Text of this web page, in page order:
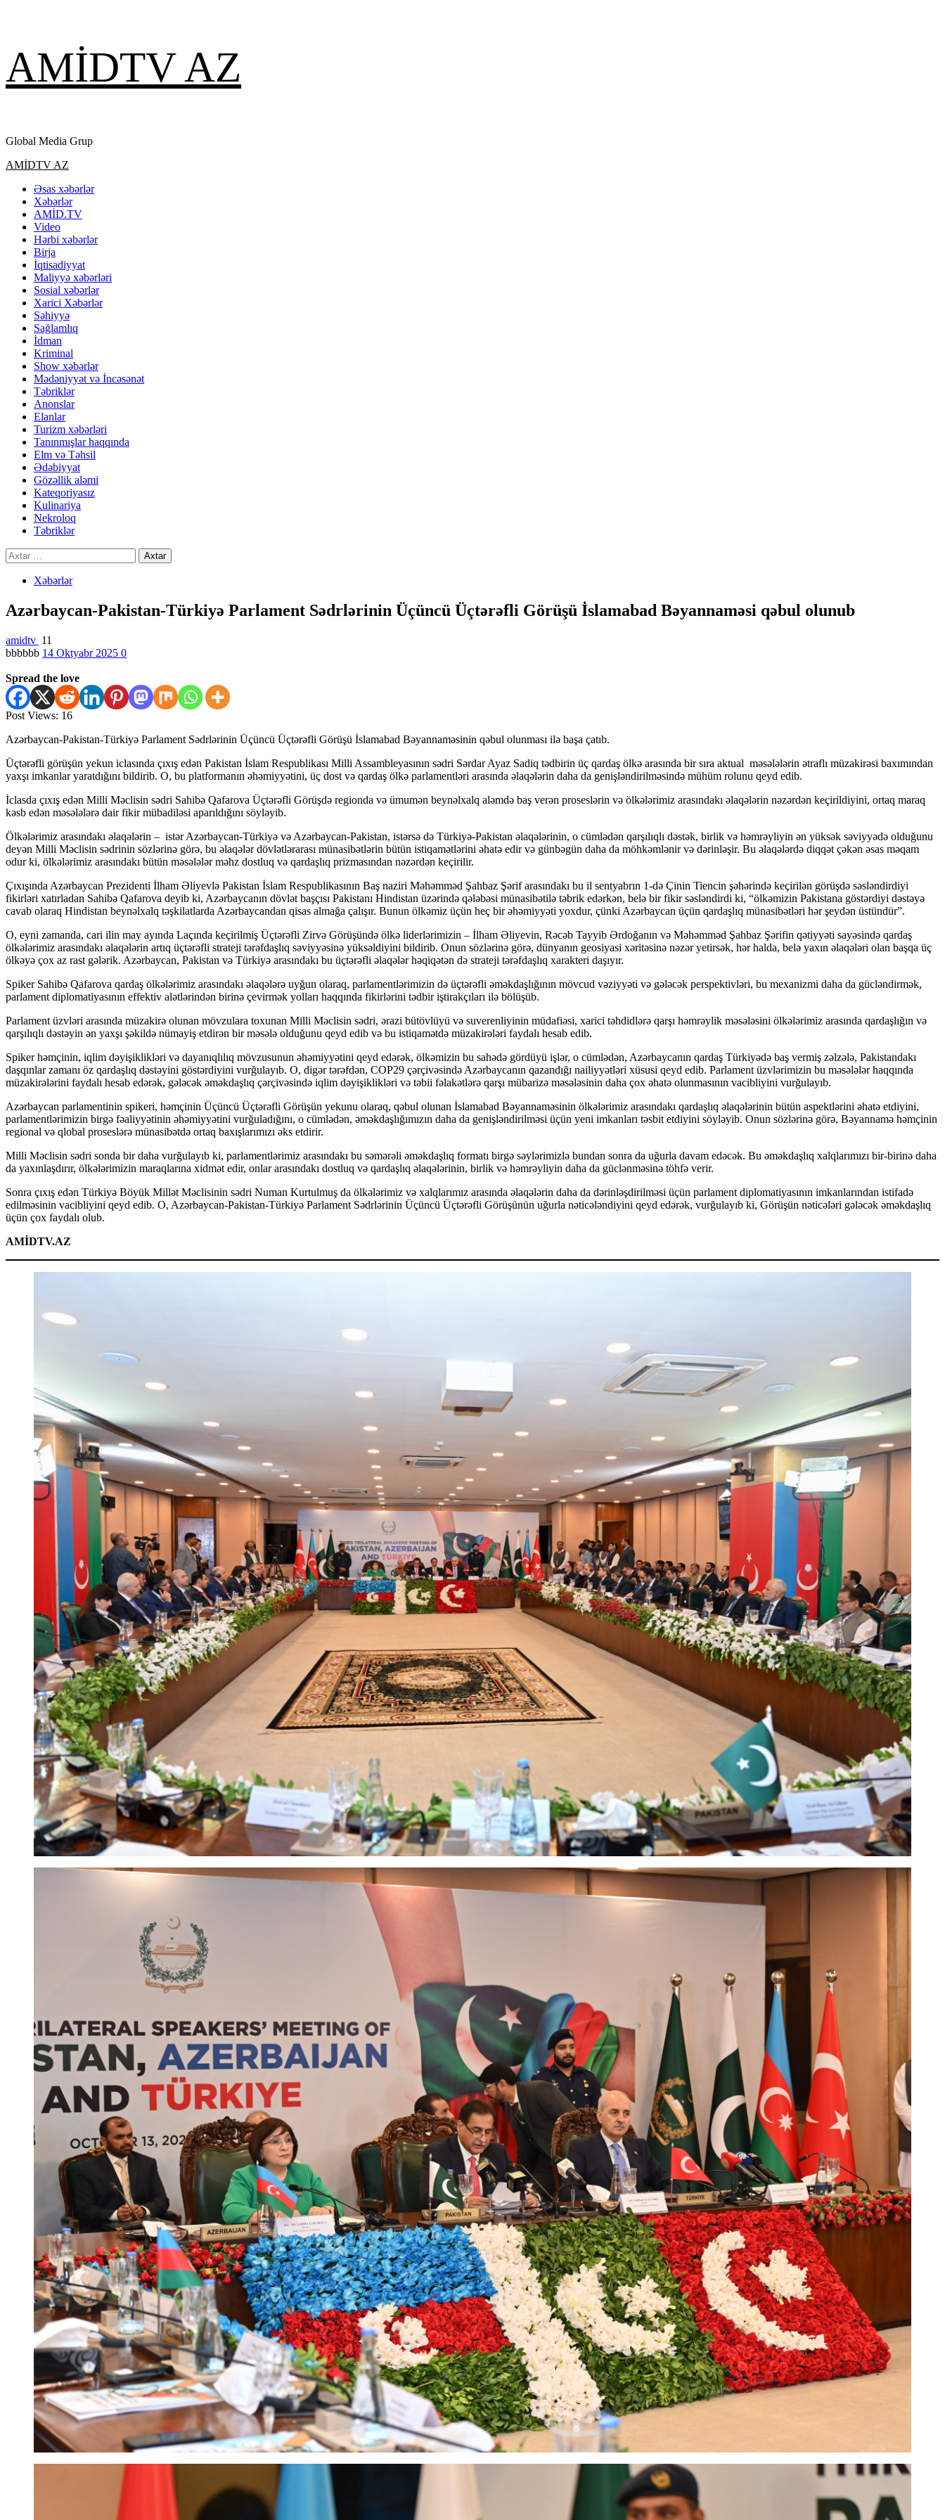
content
AMİDTV AZ
Global Media Grup
Primary
AMİDTV AZ
Əsas xəbərlər
Xəbərlər
AMİD.TV
Video
Hərbi xəbərlər
Birja
İqtisadiyyat
Maliyyə xəbərləri
Sosial xəbərlər
Xarici Xəbərlər
Səhiyyə
Sağlamlıq
İdman
Kriminal
Show xəbərlər
Mədəniyyət və İncəsənət
Təbriklər
Anonslar
Elanlar
Turizm xəbərləri
Tanınmışlar haqqında
Elm və Təhsil
Ədəbiyyat
Gözəllik aləmi
Kateqoriyasız
Kulinariya
Nekroloq
Təbriklər
Axtarış:
Xəbərlər
Azərbaycan-Pakistan-Türkiyə Parlament Sədrlərinin Üçüncü Üçtərəfli Görüşü İslamabad Bəyannaməsi qəbul olunub
amidtv 11
bbbbbb 14 Oktyabr 2025 0
Spread the love
Post Views: 16
Azərbaycan-Pakistan-Türkiyə Parlament Sədrlərinin Üçüncü Üçtərəfli Görüşü İslamabad Bəyannaməsinin qəbul olunması ilə başa çatıb.
Üçtərəfli görüşün yekun iclasında çıxış edən Pakistan İslam Respublikası Milli Assambleyasının sədri Sərdar Ayaz Sadiq tədbirin üç qardaş ölkə arasında bir sıra aktual məsələlərin ətraflı müzakirəsi baxımından
yaxşı imkanlar yaratdığını bildirib. O, bu platformanın əhəmiyyətini, üç dost və qardaş ölkə parlamentləri arasında əlaqələrin daha da genişləndirilməsində mühüm rolunu qeyd edib.
İclasda çıxış edən Milli Məclisin sədri Sahibə Qafarova Üçtərəfli Görüşdə regionda və ümumən beynəlxalq aləmdə baş verən proseslərin və ölkələrimiz arasındakı əlaqələrin nəzərdən keçirildiyini, ortaq maraq
kəsb edən məsələlərə dair fikir mübadiləsi aparıldığını söyləyib.
Ölkələrimiz arasındakı əlaqələrin – istər Azərbaycan-Türkiyə və Azərbaycan-Pakistan, istərsə də Türkiyə-Pakistan əlaqələrinin, o cümlədən qarşılıqlı dəstək, birlik və həmrəyliyin ən yüksək səviyyədə olduğunu
deyən Milli Məclisin sədrinin sözlərinə görə, bu əlaqələr dövlətlərarası münasibətlərin bütün istiqamətlərini əhatə edir və günbəgün daha da möhkəmlənir və dərinləşir. Bu əlaqələrdə diqqət çəkən əsas məqam
odur ki, ölkələrimiz arasındakı bütün məsələlər məhz dostluq və qardaşlıq prizmasından nəzərdən keçirilir.
Çıxışında Azərbaycan Prezidenti İlham Əliyevlə Pakistan İslam Respublikasının Baş naziri Məhəmməd Şahbaz Şərif arasındakı bu il sentyabrın 1-də Çinin Tiencin şəhərində keçirilən görüşdə səsləndirdiyi
fikirləri xatırladan Sahibə Qafarova deyib ki, Azərbaycanın dövlət başçısı Pakistanı Hindistan üzərində qələbəsi münasibətilə təbrik edərkən, belə bir fikir səsləndirdi ki, “ölkəmizin Pakistana göstərdiyi dəstəyə
cavab olaraq Hindistan beynəlxalq təşkilatlarda Azərbaycandan qisas almağa çalışır. Bunun ölkəmiz üçün heç bir əhəmiyyəti yoxdur, çünki Azərbaycan üçün qardaşlıq münasibətləri hər şeydən üstündür”.
O, eyni zamanda, cari ilin may ayında Laçında keçirilmiş Üçtərəfli Zirvə Görüşündə ölkə liderlərimizin – İlham Əliyevin, Rəcəb Tayyib Ərdoğanın və Məhəmməd Şahbaz Şərifin qətiyyəti sayəsində qardaş
ölkələrimiz arasındakı əlaqələrin artıq üçtərəfli strateji tərəfdaşlıq səviyyəsinə yüksəldiyini bildirib. Onun sözlərinə görə, dünyanın geosiyasi xəritəsinə nəzər yetirsək, hər halda, belə yaxın əlaqələri olan başqa üç
ölkəyə çox az rast gələrik. Azərbaycan, Pakistan və Türkiyə arasındakı bu üçtərəfli əlaqələr həqiqətən də strateji tərəfdaşlıq xarakteri daşıyır.
Spiker Sahibə Qafarova qardaş ölkələrimiz arasındakı əlaqələrə uyğun olaraq, parlamentlərimizin də üçtərəfli əməkdaşlığının mövcud vəziyyəti və gələcək perspektivləri, bu mexanizmi daha da gücləndirmək,
parlament diplomatiyasının effektiv alətlərindən birinə çevirmək yolları haqqında fikirlərini tədbir iştirakçıları ilə bölüşüb.
Parlament üzvləri arasında müzakirə olunan mövzulara toxunan Milli Məclisin sədri, ərazi bütövlüyü və suverenliyinin müdafiəsi, xarici təhdidlərə qarşı həmrəylik məsələsini ölkələrimiz arasında qardaşlığın və
qarşılıqlı dəstəyin ən yaxşı şəkildə nümayiş etdirən bir məsələ olduğunu qeyd edib və bu istiqamətdə müzakirələri faydalı hesab edib.
Spiker həmçinin, iqlim dəyişiklikləri və dayanıqlılıq mövzusunun əhəmiyyətini qeyd edərək, ölkəmizin bu sahədə gördüyü işlər, o cümlədən, Azərbaycanın qardaş Türkiyədə baş vermiş zəlzələ, Pakistandakı
daşqınlar zamanı öz qardaşlıq dəstəyini göstərdiyini vurğulayıb. O, digər tərəfdən, COP29 çərçivəsində Azərbaycanın qazandığı nailiyyətləri xüsusi qeyd edib. Parlament üzvlərimizin bu məsələlər haqqında
müzakirələrini faydalı hesab edərək, gələcək əməkdaşlıq çərçivəsində iqlim dəyişiklikləri və təbii fəlakətlərə qarşı mübarizə məsələsinin daha çox əhatə olunmasının vacibliyini vurğulayıb.
Azərbaycan parlamentinin spikeri, həmçinin Üçüncü Üçtərəfli Görüşün yekunu olaraq, qəbul olunan İslamabad Bəyannaməsinin ölkələrimiz arasındakı qardaşlıq əlaqələrinin bütün aspektlərini əhatə etdiyini,
parlamentlərimizin birgə fəaliyyətinin əhəmiyyətini vurğuladığını, o cümlədən, əməkdaşlığımızın daha da genişləndirilməsi üçün yeni imkanları təsbit etdiyini söyləyib. Onun sözlərinə görə, Bəyannamə həmçinin
regional və qlobal proseslərə münasibətdə ortaq baxışlarımızı əks etdirir.
Milli Məclisin sədri sonda bir daha vurğulayıb ki, parlamentlərimiz arasındakı bu səmərəli əməkdaşlıq formatı birgə səylərimizlə bundan sonra da uğurla davam edəcək. Bu əməkdaşlıq xalqlarımızı bir-birinə daha
da yaxınlaşdırır, ölkələrimizin maraqlarına xidmət edir, onlar arasındakı dostluq və qardaşlıq əlaqələrinin, birlik və həmrəyliyin daha da güclənməsinə töhfə verir.
Sonra çıxış edən Türkiyə Böyük Millət Məclisinin sədri Numan Kurtulmuş da ölkələrimiz və xalqlarımız arasında əlaqələrin daha da dərinləşdirilməsi üçün parlament diplomatiyasının imkanlarından istifadə
edilməsinin vacibliyini qeyd edib. O, Azərbaycan-Pakistan-Türkiyə Parlament Sədrlərinin Üçüncü Üçtərəfli Görüşünün uğurla nəticələndiyini qeyd edərək, vurğulayıb ki, Görüşün nəticələri gələcək əməkdaşlıq
üçün çox faydalı olub.
AMİDTV.AZ